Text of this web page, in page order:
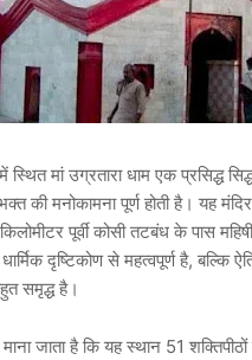
मां उग्रतारा धाम एक प्रसिद्ध
की मनोकामना पूर्ण होती है। यह
पूर्वी कोसी तटबंध के पास
दृष्टिकोण से महत्वपूर्ण है, बल्कि
समृद्ध है।
माना जाता है कि यह स्थान 51